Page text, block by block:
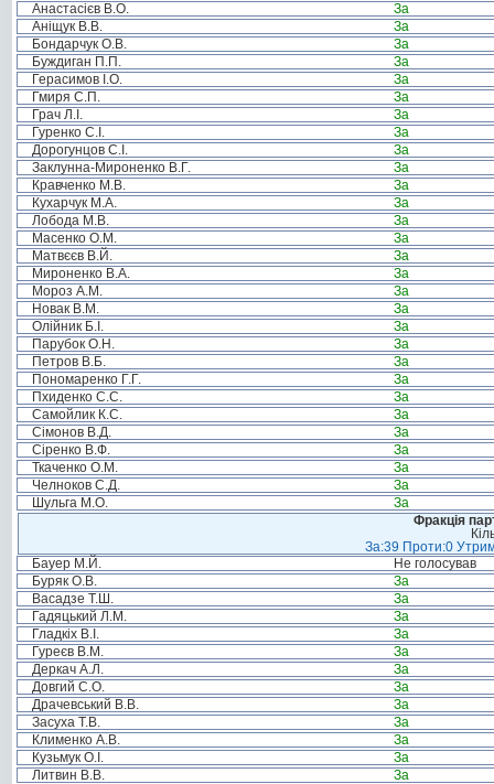
Анастасієв В.О.
За
Аніщук В.В.
За
Бондарчук О.В.
За
Буждиган П.П.
За
Герасимов І.О.
За
Гмиря С.П.
За
Грач Л.І.
За
Гуренко С.І.
За
Дорогунцов С.І.
За
Заклунна-Мироненко В.Г.
За
Кравченко М.В.
За
Кухарчук М.А.
За
Лобода М.В.
За
Масенко О.М.
За
Матвєєв В.Й.
За
Мироненко В.А.
За
Мороз А.М.
За
Новак В.М.
За
Олійник Б.І.
За
Парубок О.Н.
За
Петров В.Б.
За
Пономаренко Г.Г.
За
Пхиденко С.С.
За
Самойлик К.С.
За
Сімонов В.Д.
За
Сіренко В.Ф.
За
Ткаченко О.М.
За
Челноков С.Д.
За
Шульга М.О.
За
Фракція
За:39 Проти:0
Бауер М.Й.
Не голосував
Буряк О.В.
За
Васадзе Т.Ш.
За
Гадяцький Л.М.
За
Гладкіх В.І.
За
Гуреєв В.М.
За
Деркач А.Л.
За
Довгий С.О.
За
Драчевський В.В.
За
Засуха Т.В.
За
Клименко А.В.
За
Кузьмук О.І.
За
Литвин В.В.
За